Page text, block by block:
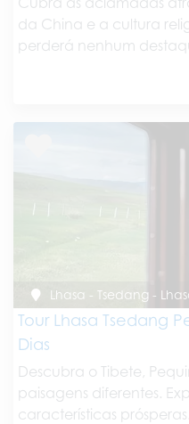
da China e a cultura
perderá nenhum
Lhasa - Tsedang -
Tour Lhasa Tsedang
Dias
Descubra o Tibete,
paisagens diferentes.
características prósperas.